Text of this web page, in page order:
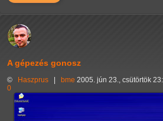
A gépezés gonosz
© Haszprus bme 2005. jún 23., csütörtök
0